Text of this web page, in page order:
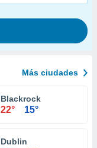
Más ciudades
Blackrock
22° 15°
Dublin